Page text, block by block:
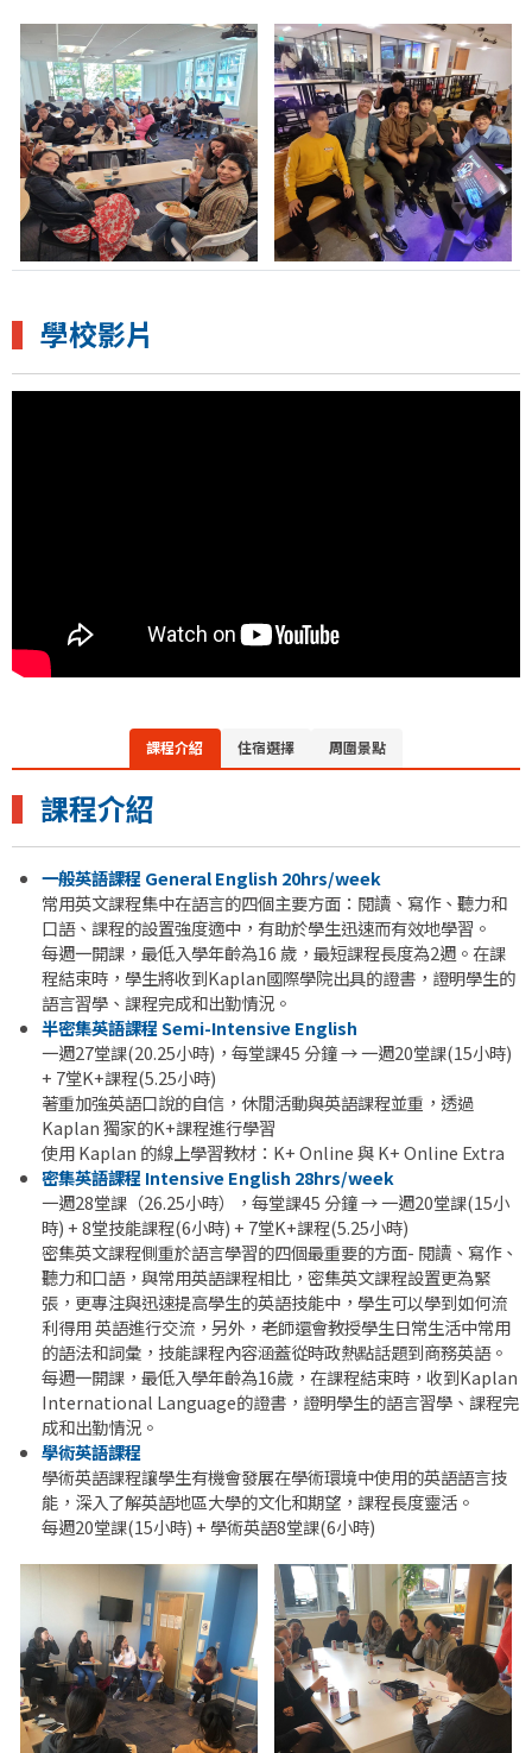
▍ 學校影片
課程介紹 住宿選擇 周圍景點
▍ 課程介紹
一般英語課程 General English 20hrs/week
常用英文課程集中在語言的四個主要方面：閱讀、寫作、聽力和
口語、課程的設置強度適中，有助於學生迅速而有效地學習。
每週一開課，最低入學年齡為16 歲，最短課程長度為2週。在課
程結束時，學生將收到Kaplan國際學院出具的證書，證明學生的
語言習學、課程完成和出勤情況。
半密集英語課程 Semi-Intensive English
一週27堂課(20.25小時)，每堂課45 分鐘 → 一週20堂課(15小時)
+ 7堂K+課程(5.25小時)
著重加強英語口說的自信，休閒活動與英語課程並重，透過
Kaplan 獨家的K+課程進行學習
使用 Kaplan 的線上學習教材：K+ Online 與 K+ Online Extra
密集英語課程 Intensive English 28hrs/week
一週28堂課（26.25小時），每堂課45 分鐘 → 一週20堂課(15小
時) + 8堂技能課程(6小時) + 7堂K+課程(5.25小時)
密集英文課程側重於語言學習的四個最重要的方面- 閱讀、寫作、
聽力和口語，與常用英語課程相比，密集英文課程設置更為緊
張，更專注與迅速提高學生的英語技能中，學生可以學到如何流
利得用 英語進行交流，另外，老師還會教授學生日常生活中常用
的語法和詞彙，技能課程內容涵蓋從時政熱點話題到商務英語。
每週一開課，最低入學年齡為16歲，在課程結束時，收到Kaplan
International Language的證書，證明學生的語言習學、課程完
成和出勤情況。
學術英語課程
學術英語課程讓學生有機會發展在學術環境中使用的英語語言技
能，深入了解英語地區大學的文化和期望，課程長度靈活。
每週20堂課(15小時) + 學術英語8堂課(6小時)